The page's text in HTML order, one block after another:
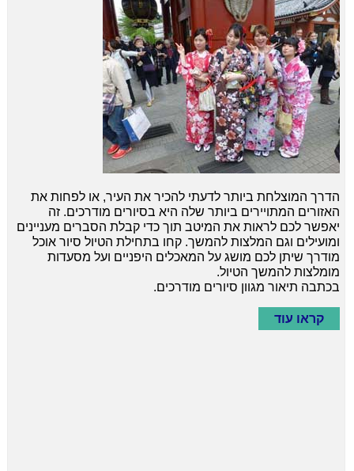
הדרך המוצלחת ביותר לדעתי להכיר את העיר, או לפחות את
האזורים המתויירים ביותר שלה היא בסיורים מודרכים. זה
יאפשר לכם לראות את המיטב תוך כדי קבלת הסברים מעניינים
ומועילים וגם המלצות להמשך. קחו בתחילת הטיול סיור אוכל
מודרך שיתן לכם מושג על המאכלים היפניים ועל מסעדות
מומלצות להמשך הטיול.
בכתבה תיאור מגוון סיורים מודרכים.
קראו עוד